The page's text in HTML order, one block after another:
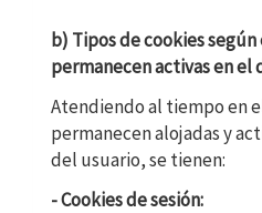
b) Tipos de cookies
permanecen activas en el
Atendiendo al tiempo en
permanecen alojadas y
del usuario, se tienen:
- Cookies de sesión: